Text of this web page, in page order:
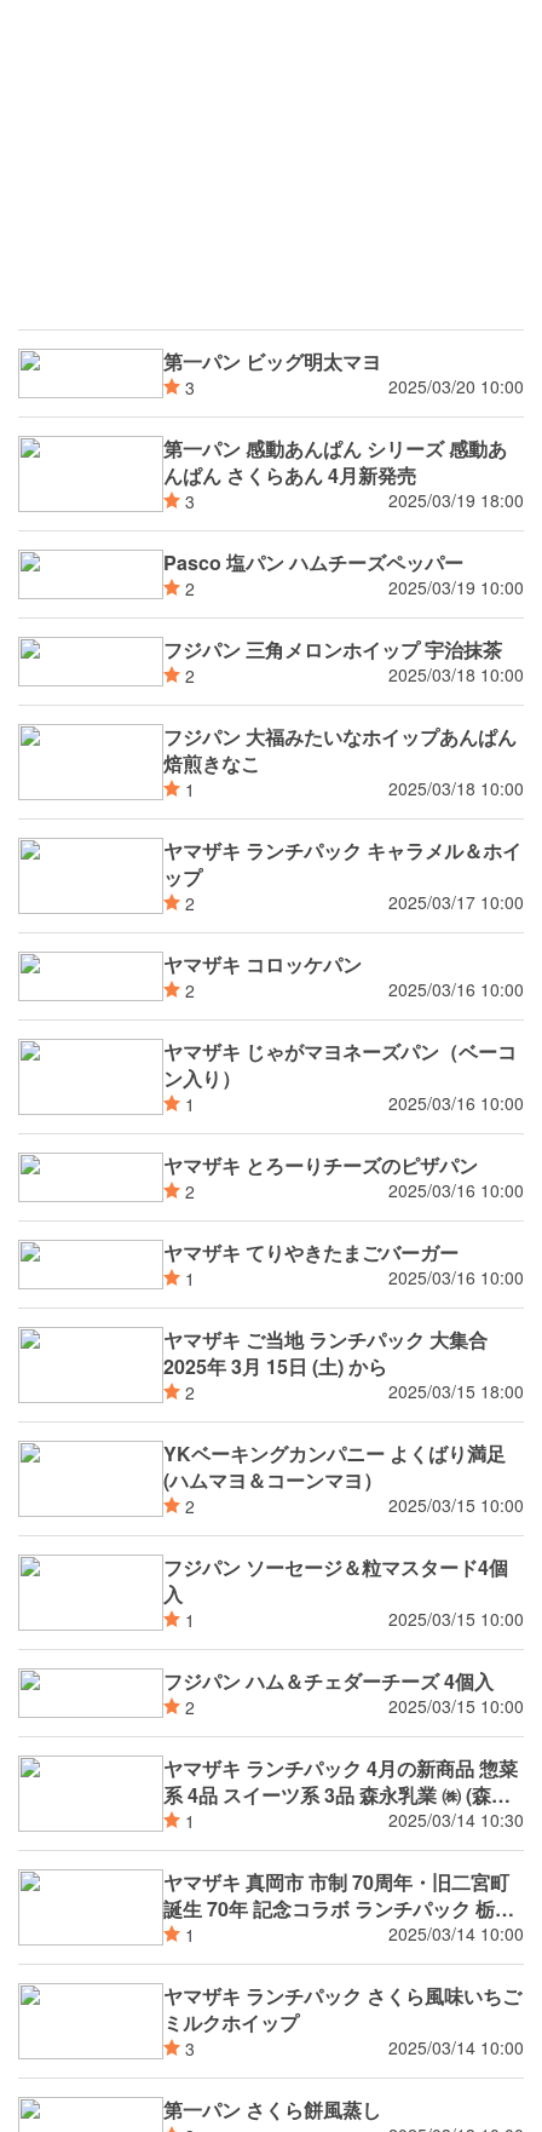
第一パン ビッグ明太マヨ
3 2025/03/20 10:00
第一パン 感動あんぱん シリーズ 感動あ
んぱん さくらあん 4月新発売
3 2025/03/19 18:00
Pasco 塩パン ハムチーズペッパー
2 2025/03/19 10:00
フジパン 三角メロンホイップ 宇治抹茶
2 2025/03/18 10:00
フジパン 大福みたいなホイップあんぱん
焙煎きなこ
1 2025/03/18 10:00
ヤマザキ ランチパック キャラメル＆ホイ
ップ
2 2025/03/17 10:00
ヤマザキ コロッケパン
2 2025/03/16 10:00
ヤマザキ じゃがマヨネーズパン（ベーコ
ン入り）
1 2025/03/16 10:00
ヤマザキ とろーりチーズのピザパン
2 2025/03/16 10:00
ヤマザキ てりやきたまごバーガー
1 2025/03/16 10:00
ヤマザキ ご当地 ランチパック 大集合
2025年 3月 15日 (土) から
2 2025/03/15 18:00
YKベーキングカンパニー よくばり満足
(ハムマヨ＆コーンマヨ）
2 2025/03/15 10:00
フジパン ソーセージ＆粒マスタード4個
入
1 2025/03/15 10:00
フジパン ハム＆チェダーチーズ 4個入
2 2025/03/15 10:00
ヤマザキ ランチパック 4月の新商品 惣菜
系 4品 スイーツ系 3品 森永乳業 ㈱ (森永
のおいしい牛乳) コラボ
1 2025/03/14 10:30
ヤマザキ 真岡市 市制 70周年・旧二宮町
誕生 70年 記念コラボ ランチパック 栃木
県産とちあいか®️苺のジャム＆練乳ホイ
ップと栃木県産スカイベリー®️苺のジャ
ム＆練乳ホイップ
1 2025/03/14 10:00
ヤマザキ ランチパック さくら風味いちご
ミルクホイップ
3 2025/03/14 10:00
第一パン さくら餅風蒸し